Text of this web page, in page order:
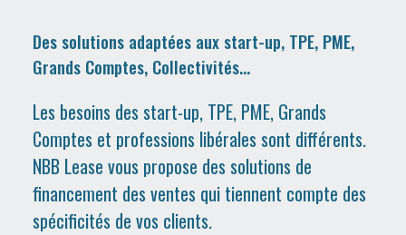
Des solutions adaptées aux start-up, TPE, PME,
Grands Comptes, Collectivités…
Les besoins des start-up, TPE, PME, Grands
Comptes et professions libérales sont différents.
NBB Lease vous propose des solutions de
financement des ventes qui tiennent compte des
spécificités de vos clients.